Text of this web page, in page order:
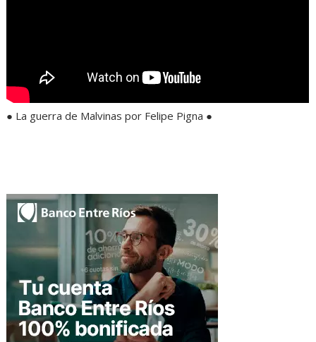
● La guerra de Malvinas por Felipe Pigna ●